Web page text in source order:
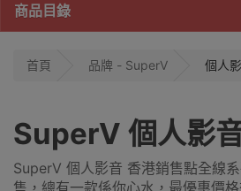
商品目錄
首頁 品牌 - SuperV 個人
SuperV 個人影
SuperV 個人影音 香港銷售點全線
售，總有一款係你心水，最優惠價